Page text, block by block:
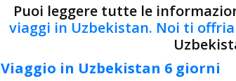
Puoi leggere tutte le
viaggi in Uzbekistan. Noi ti
Viaggio in Uzbekistan 6 giorni